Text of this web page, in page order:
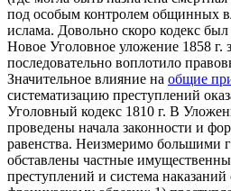
под особым контролем общинных
ислама. Довольно скоро кодекс
Новое Уголовное уложение 1858 г.
последовательно воплотило
Значительное влияние на общие
систематизацию преступлений
Уголовный кодекс 1810 г. В
проведены начала законности и
равенства. Неизмеримо большими
обставлены частные
преступлений и система наказаний